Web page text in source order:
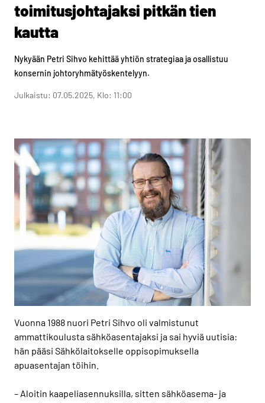
toimitusjohtajaksi pitkän tien
kautta
Nykyään Petri Sihvo kehittää yhtiön strategiaa ja osallistuu
konsernin johtoryhmätyöskentelyyn.
Julkaistu: 07.05.2025, Klo: 11:00
Vuonna 1988 nuori Petri Sihvo oli valmistunut
ammattikoulusta sähköasentajaksi ja sai hyviä uutisia:
hän pääsi Sähkölaitokselle oppisopimuksella
apuasentajan töihin.
– Aloitin kaapeliasennuksilla, sitten sähköasema- ja